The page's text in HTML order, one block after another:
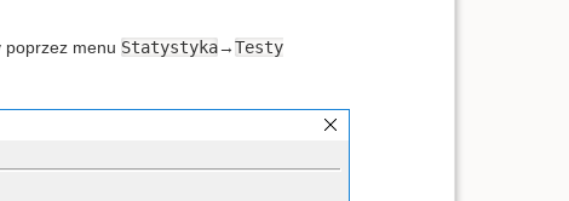
poprzez menu Statystyka→Testy